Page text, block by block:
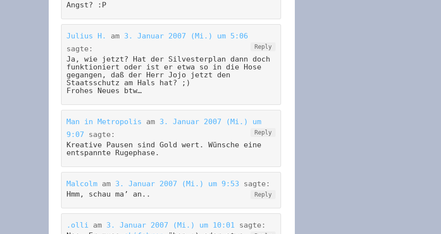
Angst? :P
Julius H. am 3. Januar 2007 (Mi.) um 5:06
sagte:
Reply
Ja, wie jetzt? Hat der Silvesterplan dann doch
funktioniert oder ist er etwa so in die Hose
gegangen, daß der Herr Jojo jetzt den
Staatsschutz am Hals hat? ;)
Frohes Neues btw…
Man in Metropolis am 3. Januar 2007 (Mi.) um
9:07
sagte: Reply
Kreative Pausen sind Gold wert. Wünsche eine
entspannte Rugephase.
Malcolm am 3. Januar 2007 (Mi.) um 9:53 sagte:
Reply
Hmm, schau ma’ an..
.olli am 3. Januar 2007 (Mi.) um 10:01 sagte: